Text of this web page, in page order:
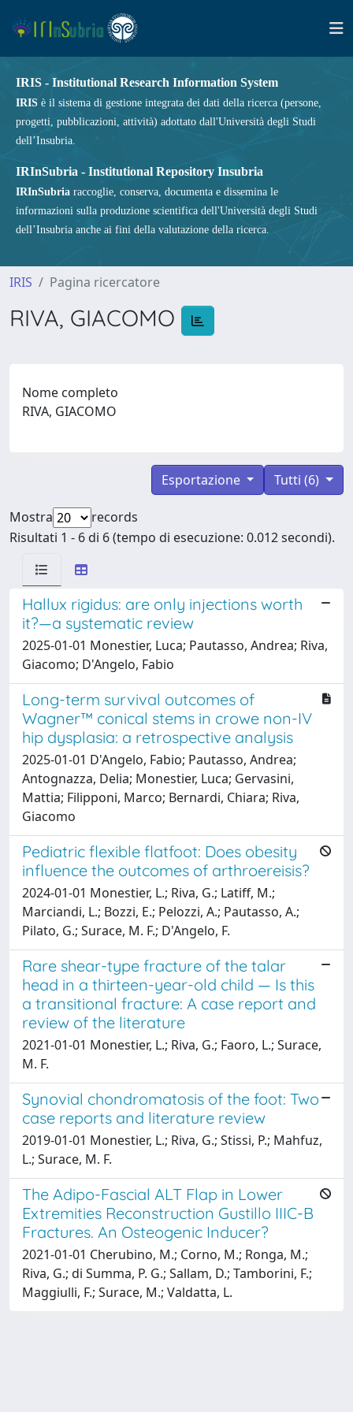
IRIS - Institutional Research Information System
IRIS è il sistema di gestione integrata dei dati della ricerca (persone,
progetti, pubblicazioni, attività) adottato dall'Università degli Studi
dell’Insubria.
IRInSubria - Institutional Repository Insubria
IRInSubria raccoglie, conserva, documenta e dissemina le
informazioni sulla produzione scientifica dell'Università degli Studi
dell’Insubria anche ai fini della valutazione della ricerca.
IRIS Pagina ricercatore
RIVA, GIACOMO
Nome completo
RIVA, GIACOMO
Tutti (6)
Esportazione
Mostra
records
Risultati 1 - 6 di 6 (tempo di esecuzione: 0.012 secondi).
Hallux rigidus: are only injections worth
it?—a systematic review
2025-01-01 Monestier, Luca; Pautasso, Andrea; Riva,
Giacomo; D'Angelo, Fabio
Long-term survival outcomes of
Wagner™ conical stems in crowe non-IV
hip dysplasia: a retrospective analysis
2025-01-01 D'Angelo, Fabio; Pautasso, Andrea;
Antognazza, Delia; Monestier, Luca; Gervasini,
Mattia; Filipponi, Marco; Bernardi, Chiara; Riva,
Giacomo
Pediatric flexible flatfoot: Does obesity
influence the outcomes of arthroereisis?
2024-01-01 Monestier, L.; Riva, G.; Latiff, M.;
Marciandi, L.; Bozzi, E.; Pelozzi, A.; Pautasso, A.;
Pilato, G.; Surace, M. F.; D'Angelo, F.
Rare shear-type fracture of the talar
head in a thirteen-year-old child — Is this
a transitional fracture: A case report and
review of the literature
2021-01-01 Monestier, L.; Riva, G.; Faoro, L.; Surace,
M. F.
Synovial chondromatosis of the foot: Two
case reports and literature review
2019-01-01 Monestier, L.; Riva, G.; Stissi, P.; Mahfuz,
L.; Surace, M. F.
The Adipo-Fascial ALT Flap in Lower
Extremities Reconstruction Gustillo IIIC-B
Fractures. An Osteogenic Inducer?
2021-01-01 Cherubino, M.; Corno, M.; Ronga, M.;
Riva, G.; di Summa, P. G.; Sallam, D.; Tamborini, F.;
Maggiulli, F.; Surace, M.; Valdatta, L.